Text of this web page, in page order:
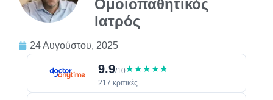
Ομοιοπαθητικός
Ιατρός
24 Αυγούστου, 2025
9.9/10★★★★★
217 κριτικές